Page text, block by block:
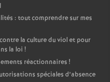
: tout comprendre sur mes
la culture du viol et pour
la loi !
réactionnaires !
spéciales d’absence